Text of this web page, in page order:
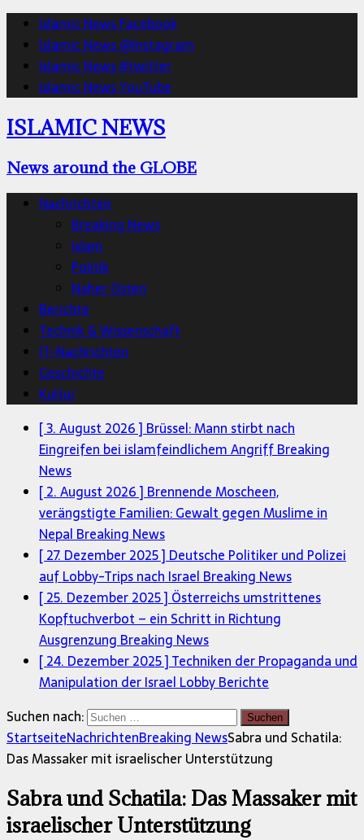
Islamic News Facebook
Islamic News @Instagram
Islamic News #twitter
Islamic News YouTube
ISLAMIC NEWS
News around the GLOBE
Nachrichten
Breaking News
Islam
Politik
Naher Osten
Berichte
Technik & Wissenschaft
IT-Nachrichten
Geschichte
Kultur
[ 3. August 2026 ] Brüssel: Mann stirbt nach
Eingreifen bei islamfeindlichem AngriffBreaking
News
[ 2. August 2026 ] Brennende Moscheen,
verängstigte Familien: Gewalt gegen Muslime in
Nepal Breaking News
[ 27. Dezember 2025 ] Deutsche Politiker und Polizei
auf Lobby-Trips nach Israel Breaking News
[ 25. Dezember 2025 ] Österreichs umstrittenes
Kopftuchverbot – ein Schritt in Richtung
Ausgrenzung Breaking News
[ 24. Dezember 2025 ]Techniken der Propaganda und
Manipulation der Israel LobbyBerichte
Suchen nach:
StartseiteNachrichtenBreaking NewsSabra und Schatila:
Das Massaker mit israelischer Unterstützung
Sabra und Schatila: Das Massaker mit
israelischer Unterstützung